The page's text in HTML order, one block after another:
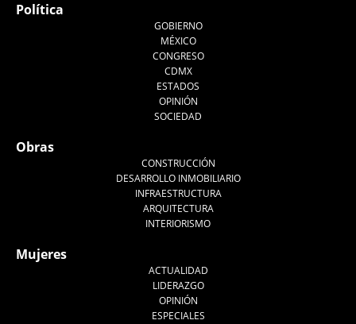
Política
GOBIERNO
MÉXICO
CONGRESO
CDMX
ESTADOS
OPINIÓN
SOCIEDAD
Obras
CONSTRUCCIÓN
DESARROLLO INMOBILIARIO
INFRAESTRUCTURA
ARQUITECTURA
INTERIORISMO
Mujeres
ACTUALIDAD
LIDERAZGO
OPINIÓN
ESPECIALES